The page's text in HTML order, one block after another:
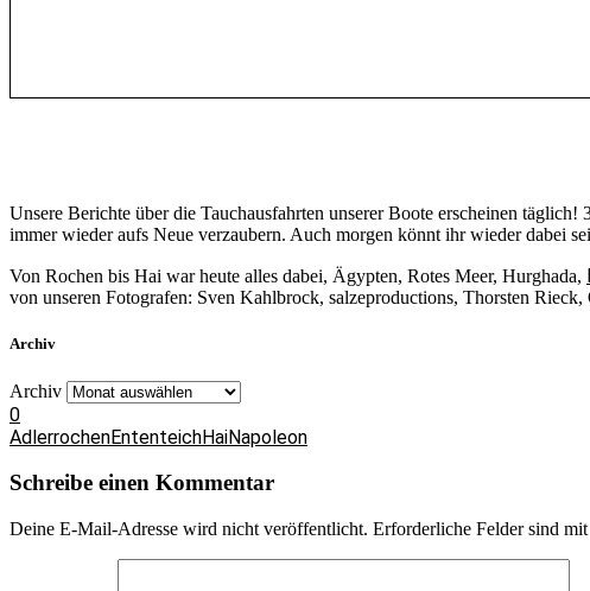
Unsere Berichte über die Tauchausfahrten unserer Boote erscheinen
immer wieder aufs Neue verzaubern. Auch morgen könnt ihr wieder dabei
Von Rochen bis Hai war heute alles dabei, Ägypten, Rotes Meer, Hurghada,
von unseren Fotografen: Sven Kahlbrock, salzeproductions, Thorsten
Archiv
Archiv
0
AdlerrochenEntenteichHaiNapoleon
Schreibe einen Kommentar
Deine E-Mail-Adresse wird nicht veröffentlicht. Erforderliche Felder sind mit